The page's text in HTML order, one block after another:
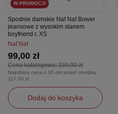
W PROMOCJI
Spodnie damskie Naf Naf Bower
jeansowe z wysokim stanem
boyfriend r. XS
Naf Naf
Cena katalogowa:239,00 zł
99,00 zł
Najniższa cena z 30 dni przed obniżką:
117,00 zł
Dodaj do koszyka